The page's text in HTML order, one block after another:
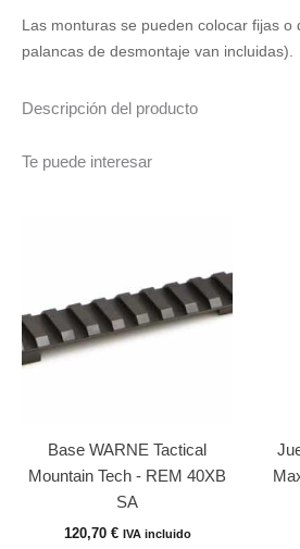
Las monturas se pueden colocar fijas o
palancas de desmontaje van incluidas).
Descripción del producto
Te puede interesar
Base WARNE Tactical
Mountain Tech - REM 40XB
SA
120,70 € IVA incluido